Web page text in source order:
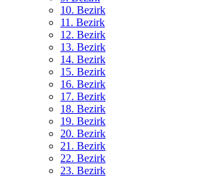
10. Bezirk
11. Bezirk
12. Bezirk
13. Bezirk
14. Bezirk
15. Bezirk
16. Bezirk
17. Bezirk
18. Bezirk
19. Bezirk
20. Bezirk
21. Bezirk
22. Bezirk
23. Bezirk